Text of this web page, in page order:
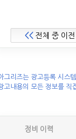
<<전체 중 이전
그리즈는 광고등록 시스
고내용의 모든 정보를
정비 이력